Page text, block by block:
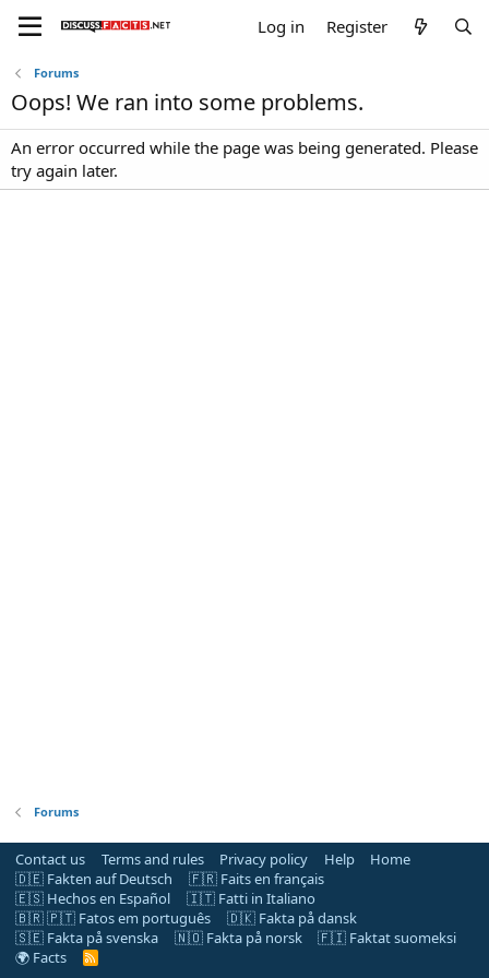
Log in Register
Forums
Oops! We ran into some problems.
An error occurred while the page was being generated. Please
try again later.
Forums
Contact us Terms and rules Privacy policy Help
Home
🇩🇪 Fakten auf Deutsch
🇫🇷 Faits en français
🇪🇸 Hechos en Español
🇮🇹 Fatti in Italiano
🇧🇷 🇵🇹 Fatos em português
🇩🇰 Fakta på dansk
🇸🇪 Fakta på svenska
🇳🇴 Fakta på norsk
🇫🇮 Faktat suomeksi
🌍 Facts
R